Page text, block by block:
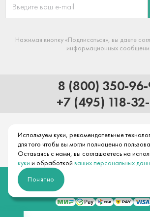
Используем куки, рекомендательные
для того чтобы вы могли полноценно
Оставаясь с нами, вы соглашаетесь на
куки и обработкой ваших персональных
Понятно
Нажимая кнопку «Подписаться», вы даете
информационных
8 (800) 350-
+7 (495) 118-
© 2026 Официальный интернет-
Положение об обработке и защите